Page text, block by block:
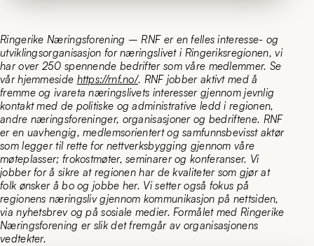
Ringerike Næringsforening – RNF er en felles interesse- og
utviklingsorganisasjon for næringslivet i Ringeriksregionen, vi
har over 250 spennende bedrifter som våre medlemmer. Se
vår hjemmeside https://rnf.no/. RNF jobber aktivt med å
fremme og ivareta næringslivets interesser gjennom jevnlig
kontakt med de politiske og administrative ledd i regionen,
andre næringsforeninger, organisasjoner og bedriftene. RNF
er en uavhengig, medlemsorientert og samfunnsbevisst aktør
som legger til rette for nettverksbygging gjennom våre
møteplasser; frokostmøter, seminarer og konferanser. Vi
jobber for å sikre at regionen har de kvaliteter som gjør at
folk ønsker å bo og jobbe her. Vi setter også fokus på
regionens næringsliv gjennom kommunikasjon på nettsiden,
via nyhetsbrev og på sosiale medier. Formålet med Ringerike
Næringsforening er slik det fremgår av organisasjonens
vedtekter.